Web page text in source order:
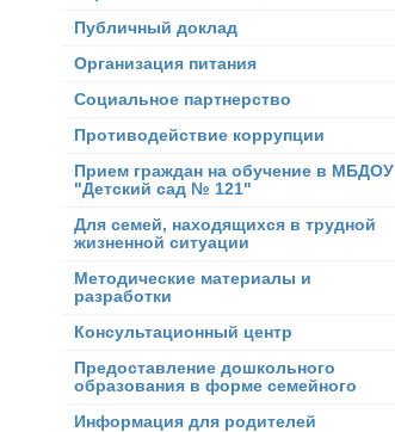
Публичный доклад
Организация питания
Социальное партнерство
Противодействие коррупции
Прием граждан на обучение в МБДОУ
"Детский сад № 121"
Для семей, находящихся в трудной
жизненной ситуации
Методические материалы и
разработки
Консультационный центр
Предоставление дошкольного
образования в форме семейного
Информация для родителей